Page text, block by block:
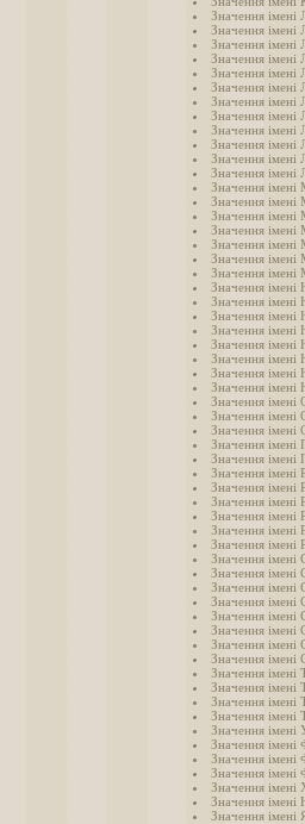
Значення імені
Значення імені
Значення імені
Значення імені
Значення імені
Значення імені
Значення імені
Значення імені
Значення імені
Значення імені
Значення імені
Значення імені
Значення імені
Значення імені
Значення імені
Значення імені
Значення імені
Значення імені
Значення імені
Значення імені
Значення імені
Значення імені
Значення імені
Значення імені
Значення імені
Значення імені
Значення імені
Значення імені
Значення імені
Значення імені
Значення імені
Значення імені
Значення імені
Значення імені
Значення імені
Значення імені
Значення імені
Значення імені
Значення імені
Значення імені
Значення імені
Значення імені
Значення імені
Значення імені
Значення імені
Значення імені
Значення імені
Значення імені
Значення імені
Значення імені
Значення імені
Значення імені
Значення імені
Значення імені
Значення імені
Значення імені
Значення імені